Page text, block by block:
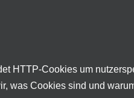
HTTP-Cookies um
was Cookies sind und